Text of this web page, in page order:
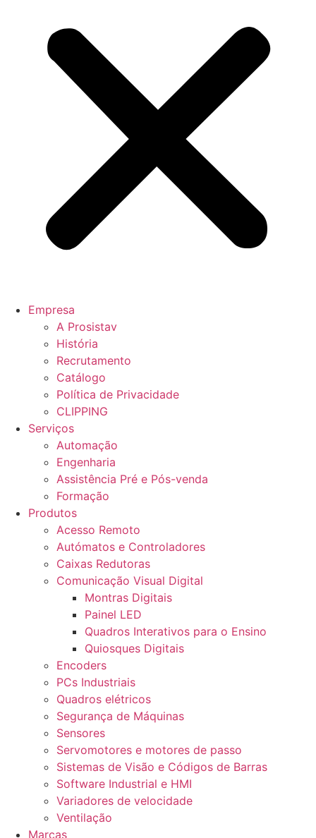
Empresa
A Prosistav
História
Recrutamento
Catálogo
Política de Privacidade
CLIPPING
Serviços
Automação
Engenharia
Assistência Pré e Pós-venda
Formação
Produtos
Acesso Remoto
Autómatos e Controladores
Caixas Redutoras
Comunicação Visual Digital
Montras Digitais
Painel LED
Quadros Interativos para o Ensino
Quiosques Digitais
Encoders
PCs Industriais
Quadros elétricos
Segurança de Máquinas
Sensores
Servomotores e motores de passo
Sistemas de Visão e Códigos de Barras
Software Industrial e HMI
Variadores de velocidade
Ventilação
Marcas